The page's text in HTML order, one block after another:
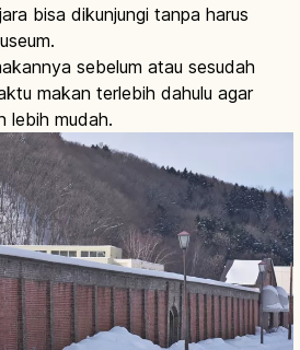
bisa dikunjungi tanpa harus
sebelum atau sesudah
makan terlebih dahulu agar
lebih mudah.